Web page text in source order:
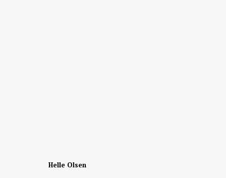
Helle Olsen